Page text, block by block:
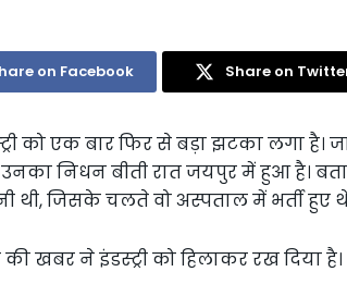
on Facebook Share on
को एक बार फिर से बड़ा झटका लगा
निधन बीती रात जयपुर में हुआ है।
थी, जिसके चलते वो अस्पताल में भर्ती हुए
खबर ने इंडस्ट्री को हिलाकर रख दिया है।